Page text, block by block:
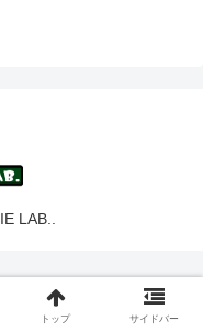
LAB..
トップ サイドバー